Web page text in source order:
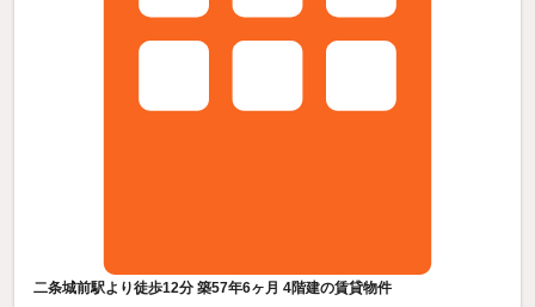
二条城前駅より徒歩12分 築57年6ヶ月 4階建の賃貸物件